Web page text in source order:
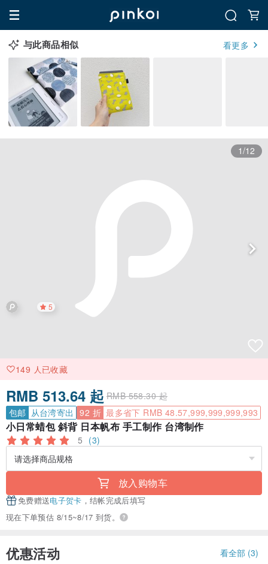
与此商品相似 看更多
1/12
5
149 人已收藏
RMB 513.64 起 RMB 558.30 起
包邮 从台湾寄出 92 折 最多省下 RMB 48.57,999,999,999,993
小日常蜡包 斜背 日本帆布 手工制作 台湾制作
5 (3)
放入购物车
免费赠送电子贺卡 ，结帐完成后填写
现在下单预估 8/15~8/17 到货。
优惠活动 看全部 (3)